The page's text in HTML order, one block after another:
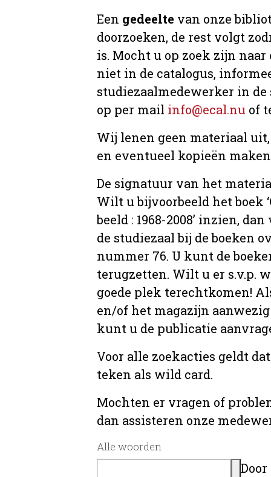
Een gedeelte van onze
doorzoeken, de rest volgt
is. Mocht u op zoek zijn
niet in de catalogus,
studiezaalmedewerker in
op per mail info@ecal.nu of
Wij lenen geen materiaal
en eventueel kopieën
De signatuur van het
Wilt u bijvoorbeeld het boek
beeld : 1968-2008’ inzien,
de studiezaal bij de boeken
nummer 76. U kunt de
terugzetten. Wilt u er s.v.p.
goede plek terechtkomen!
en/of het magazijn
kunt u de publicatie
Voor alle zoekacties geldt
teken als wild card.
Mochten er vragen of
dan assisteren onze
Alle woorden